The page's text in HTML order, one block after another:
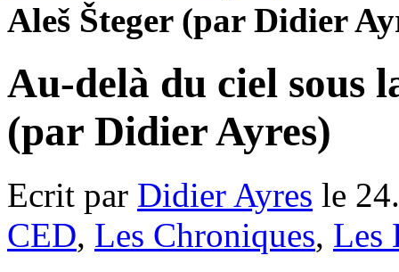
Aleš Šteger (par Didier
Au-delà du ciel sous
(par Didier Ayres)
Ecrit par Didier Ayres le
CED, Les Chroniques, Les